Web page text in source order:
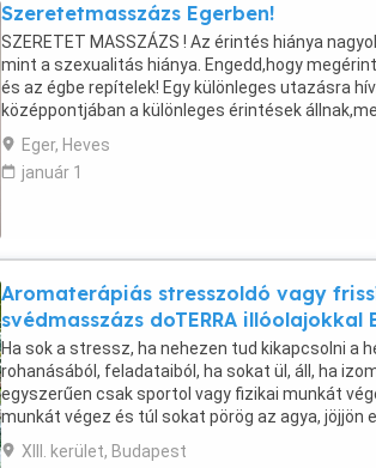
Szeretetmasszázs Egerben!
SZERETET MASSZÁZS ! Az érintés hiánya
mint a szexualitás hiánya. Engedd,hogy
és az égbe repítelek! Egy különleges utazásra
középpontjában a különleges érintések
majd újra. Amikor megérintelek: az agyad ...
Eger, Heves
január 1
Aromaterápiás stresszoldó vagy
svédmasszázs doTERRA illóolajokkal
Ha sok a stressz, ha nehezen tud kikapcsolni a
rohanásából, feladataiból, ha sokat ül, áll, ha
egyszerűen csak sportol vagy fizikai munkát
munkát végez és túl sokat pörög az agya, jöjjön
jóleső, a fájdalomküszöbéhez igazodó
XIII. kerület, Budapest